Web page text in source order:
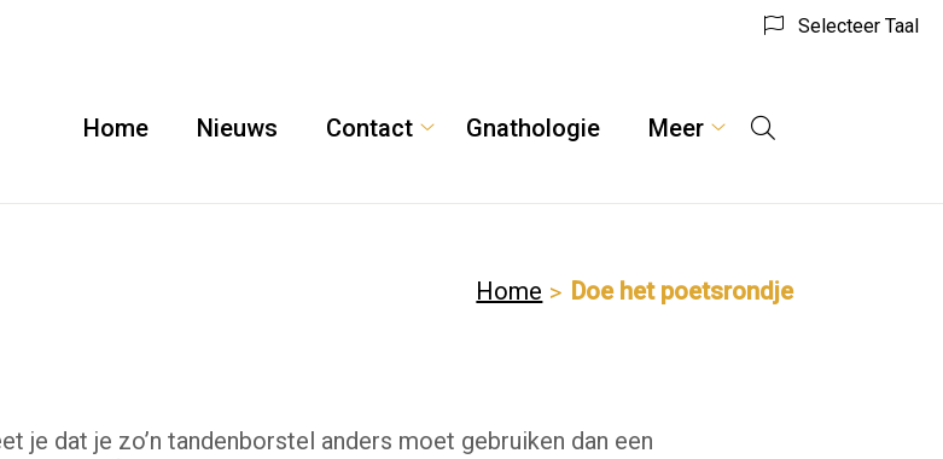
Selecteer Taal
Hoofdmenu
Home Nieuws Contact Gnathologie Meer
Home Doe het poetsrondje
je dat je zo’n tandenborstel anders moet gebruiken dan een